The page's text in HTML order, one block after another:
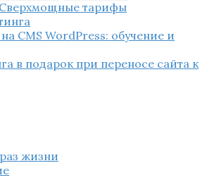
жизни